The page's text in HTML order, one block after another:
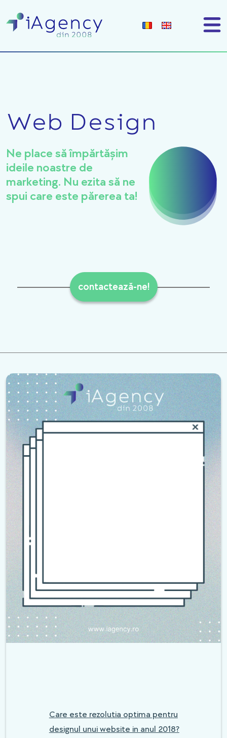
Web Design
Ne place să împărtășim
ideile noastre de
marketing. Nu ezita să ne
spui care este părerea ta!
contactează-ne!
Care este rezolutia optima pentru
designul unui website in anul 2018?